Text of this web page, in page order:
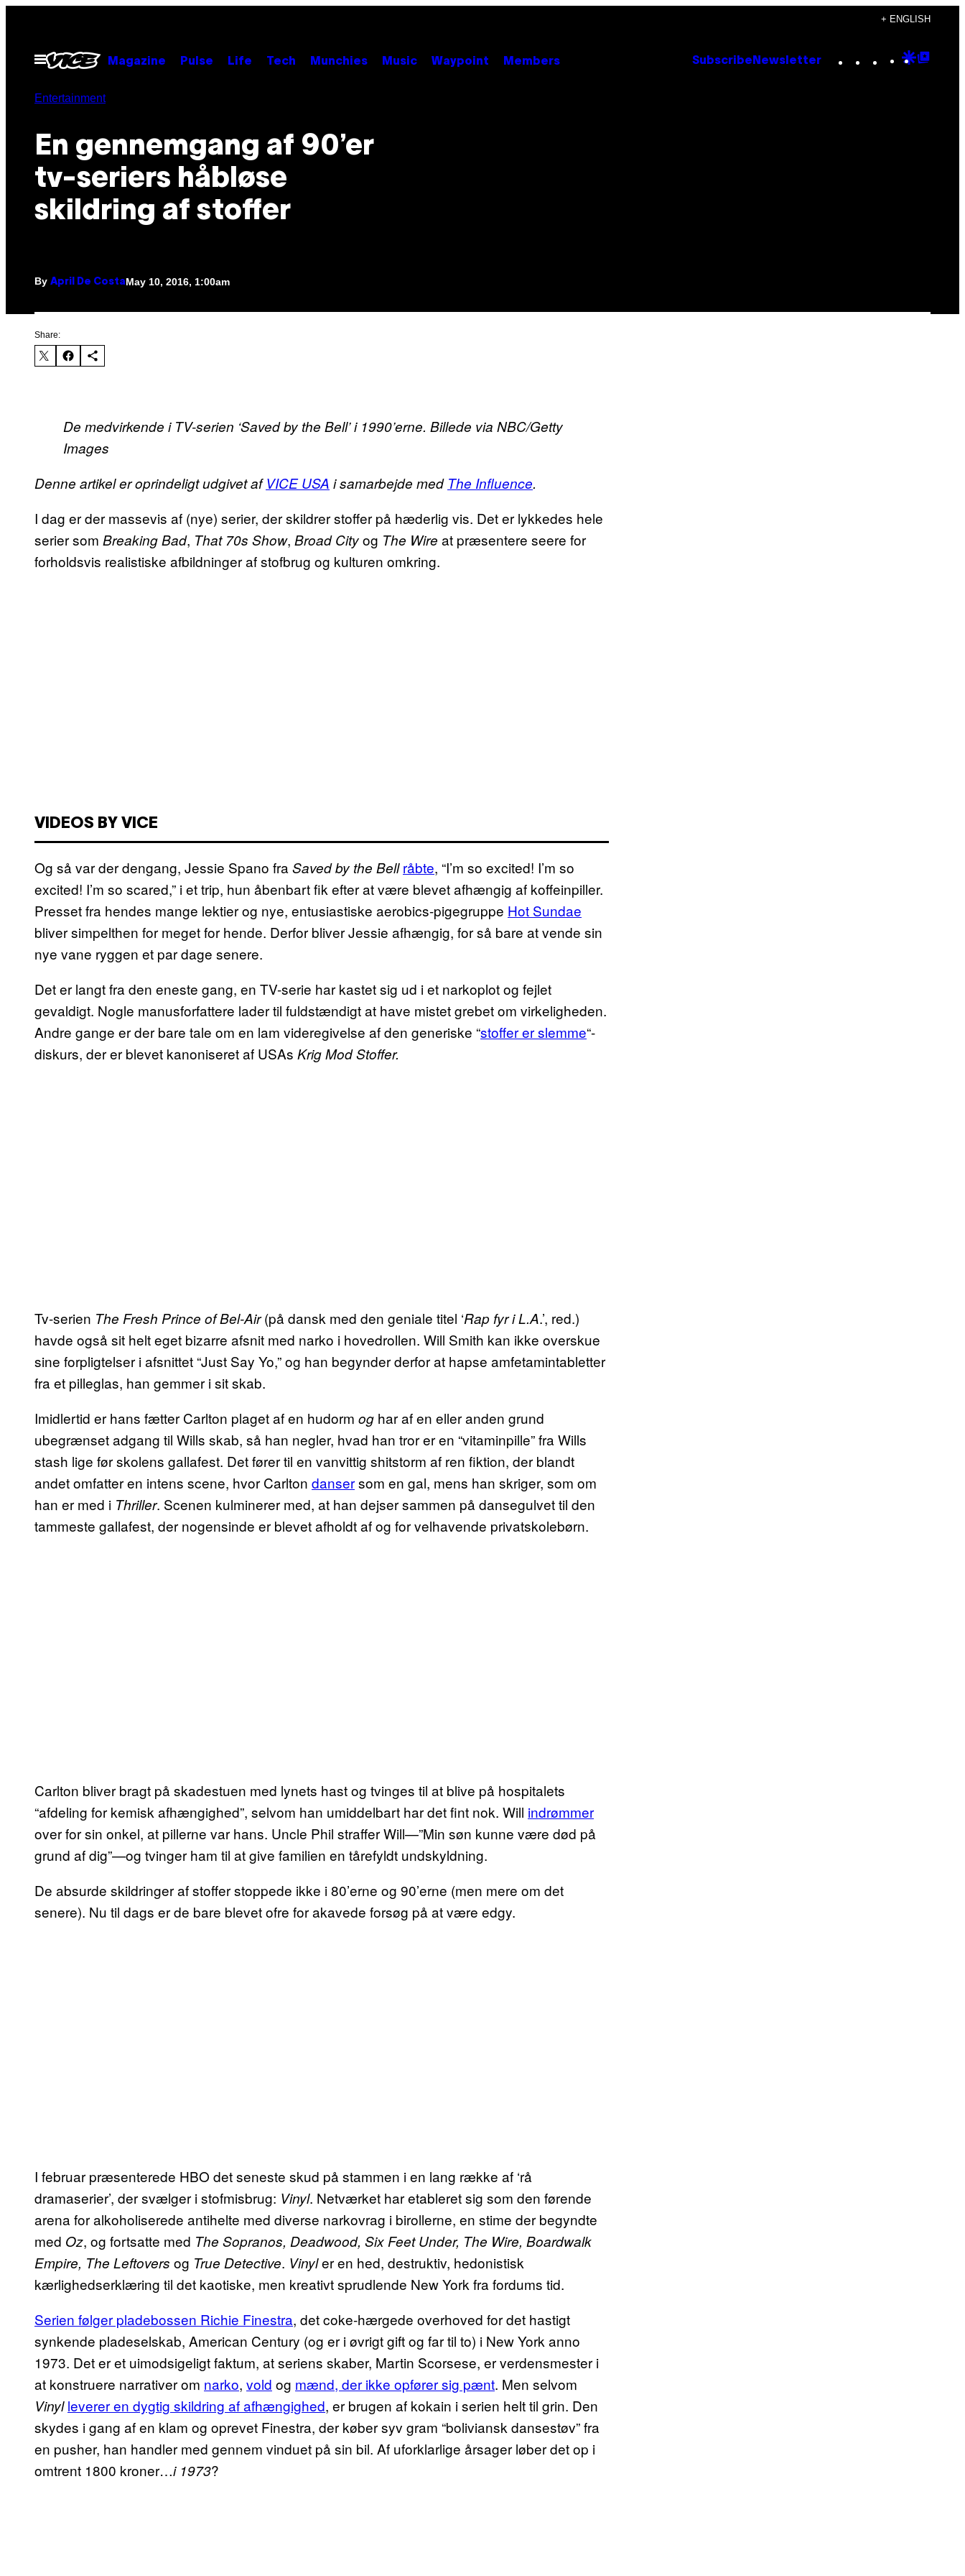
content
+ ENGLISH
Open
Menu
Magazine Pulse Life Tech Munchies Music Waypoint Members Subscribe Newsletter Instagram
TikTok
YouTube
Google
Entertainment
En gennemgang af 90’er
tv-seriers håbløse
skildring af stoffer
By April De CostaMay 10, 2016, 1:00am
Share:
De medvirkende i TV-serien ‘Saved by the Bell’ i 1990’erne. Billede via NBC/Getty
Images
Denne artikel er oprindeligt udgivet afVICE USA i samarbejde med The Influence.
I dag er der massevis af (nye) serier, der skildrer stoffer på hæderlig vis. Det er lykkedes hele
serier som Breaking Bad, That 70s Show, Broad Cityog The Wire at præsentere seere for
forholdsvis realistiske afbildninger af stofbrug og kulturen omkring.
VIDEOS BY VICE
Og så var der dengang, Jessie Spano fra Saved by the Bell råbte, “I’m so excited! I’m so
excited! I’m so scared,” i et trip, hun åbenbart fik efter at være blevet afhængig af koffeinpiller.
Presset fra hendes mange lektier og nye, entusiastiske aerobics-pigegruppe Hot Sundae
bliver simpelthen for meget for hende. Derfor bliver Jessie afhængig, for så bare at vende sin
nye vane ryggen et par dage senere.
Det er langt fra den eneste gang, en TV-serie har kastet sig ud i et narkoplot og fejlet
gevaldigt. Nogle manusforfattere lader til fuldstændigt at have mistet grebet om virkeligheden.
Andre gange er der bare tale om en lam videregivelse af den generiske “stoffer er slemme“-
diskurs, der er blevet kanoniseret af USAs Krig Mod Stoffer.
Tv-serien The Fresh Prince of Bel-Air(på dansk med den geniale titel ‘Rap fyr i L.A.’, red.)
havde også sit helt eget bizarre afsnit med narko i hovedrollen. Will Smith kan ikke overskue
sine forpligtelser i afsnittet “Just Say Yo,” og han begynder derfor at hapse amfetamintabletter
fra et pilleglas, han gemmer i sit skab.
Imidlertid er hans fætter Carlton plaget af en hudorm og har af en eller anden grund
ubegrænset adgang til Wills skab, så han negler, hvad han tror er en “vitaminpille” fra Wills
stash lige før skolens gallafest. Det fører til en vanvittig shitstorm af ren fiktion, der blandt
andet omfatter en intens scene, hvor Carlton dansersom en gal, mens han skriger, som om
han er med i Thriller. Scenen kulminerer med, at han dejser sammen på dansegulvet til den
tammeste gallafest, der nogensinde er blevet afholdt af og for velhavende privatskolebørn.
Carlton bliver bragt på skadestuen med lynets hast og tvinges til at blive på hospitalets
“afdeling for kemisk afhængighed”, selvom han umiddelbart har det fint nok. Will indrømmer
over for sin onkel, at pillerne var hans. Uncle Phil straffer Will—”Min søn kunne være død på
grund af dig”—og tvinger ham til at give familien en tårefyldt undskyldning.
De absurde skildringer af stoffer stoppede ikke i 80’erne og 90’erne (men mere om det
senere). Nu til dags er de bare blevet ofre for akavede forsøg på at være edgy.
I februar præsenterede HBO det seneste skud på stammen i en lang række af ‘rå
dramaserier’, der svælger i stofmisbrug: Vinyl. Netværket har etableret sig som den førende
arena for alkoholiserede antihelte med diverse narkovrag i birollerne, en stime der begyndte
med Oz, og fortsatte med The Sopranos, Deadwood, Six Feet Under, The Wire, Boardwalk
Empire, The Leftovers og True Detective. Vinyler en hed, destruktiv, hedonistisk
kærlighedserklæring til det kaotiske, men kreativt sprudlende New York fra fordums tid.
Serien følger pladebossen Richie Finestra, det coke-hærgede overhoved for det hastigt
synkende pladeselskab, American Century (og er i øvrigt gift og far til to) i New York anno
1973. Det er et uimodsigeligt faktum, at seriens skaber, Martin Scorsese, er verdensmester i
at konstruere narrativer om narko, vold og mænd, der ikke opfører sig pænt. Men selvom
Vinyl leverer en dygtig skildring af afhængighed, er brugen af kokain i serien helt til grin. Den
skydes i gang af en klam og oprevet Finestra, der køber syv gram “boliviansk dansestøv” fra
en pusher, han handler med gennem vinduet på sin bil. Af uforklarlige årsager løber det op i
omtrent 1800 kroner…i 1973?